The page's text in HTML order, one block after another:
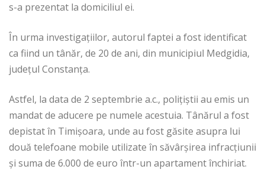
s-a prezentat la domiciliul ei.
În urma investigațiilor, autorul faptei a fost identificat
ca fiind un tânăr, de 20 de ani, din municipiul Medgidia,
județul Constanța.
Astfel, la data de 2 septembrie a.c., polițiștii au emis un
mandat de aducere pe numele acestuia. Tânărul a fost
depistat în Timișoara, unde au fost găsite asupra lui
două telefoane mobile utilizate în săvârșirea infracțiunii
și suma de 6.000 de euro într-un apartament închiriat.